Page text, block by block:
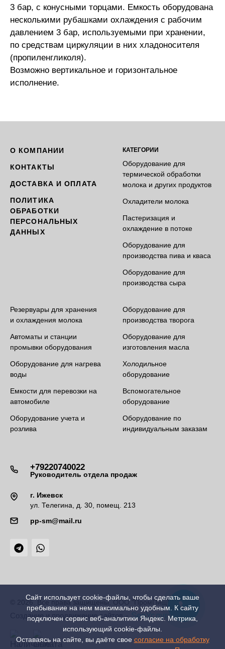
3 бар, с конусными торцами. Емкость оборудована
несколькими рубашками охлаждения с рабочим
давлением 3 бар, используемыми при хранении,
по средствам циркуляции в них хладоносителя
(пропиленгликоля).
Возможно вертикальное и горизонтальное
исполнение.
О КОМПАНИИ
КОНТАКТЫ
ДОСТАВКА И ОПЛАТА
ПОЛИТИКА
ОБРАБОТКИ
ПЕРСОНАЛЬНЫХ
ДАННЫХ
КАТЕГОРИИ
Оборудование для
термической обработки
молока и других продуктов
Охладители молока
Пастеризация и
охлаждение в потоке
Оборудование для
производства пива и кваса
Оборудование для
производства сыра
Резервуары для хранения
и охлаждения молока
Автоматы и станции
промывки оборудования
Оборудование для нагрева
воды
Емкости для перевозки на
автомобиле
Оборудование учета и
розлива
Оборудование для
производства творога
Оборудование для
изготовления масла
Холодильное
оборудование
Вспомогательное
оборудование
Оборудование по
индивидуальным заказам
+79220740022
Руководитель отдела продаж
г. Ижевск
ул. Телегина, д. 30, помещ. 213
pp-sm@mail.ru
© 2026. Все права защищены. ООО "ПромПищМаш"
Создание и продвижение сайтов-SeoУслуга
Сайт использует cookie-файлы, чтобы сделать ваше
пребывание на нем максимально удобным. К cайту
подключен сервис веб-аналитики Яндекс. Метрика,
использующий cookie-файлы.
Оставаясь на сайте, вы даёте свое согласие на обработку